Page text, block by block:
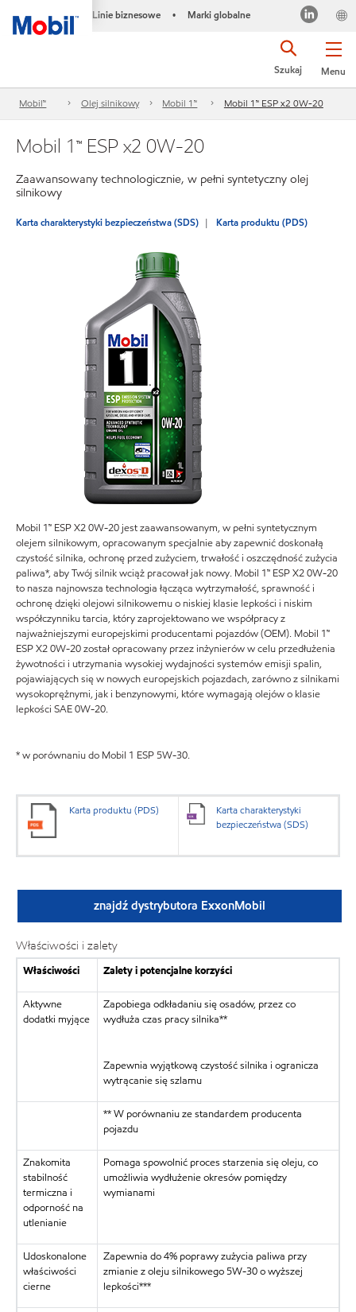
Linie biznesowe • Marki globalne
Menu
Szukaj
Mobil™ Olej silnikowy Mobil 1™ Mobil 1™ ESP x2 0W-20
Mobil 1™ ESP x2 0W-20
Zaawansowany technologicznie, w pełni syntetyczny olej
silnikowy
Karta charakterystyki bezpieczeństwa (SDS) Karta produktu (PDS)
Mobil 1™ ESP X2 0W-20 jest zaawansowanym, w pełni syntetycznym
olejem silnikowym, opracowanym specjalnie aby zapewnić doskonałą
czystość silnika, ochronę przed zużyciem, trwałość i oszczędność zużycia
paliwa*, aby Twój silnik wciąż pracował jak nowy. Mobil 1™ ESP X2 0W-20
to nasza najnowsza technologia łącząca wytrzymałość, sprawność i
ochronę dzięki olejowi silnikowemu o niskiej klasie lepkości i niskim
współczynniku tarcia, który zaprojektowano we współpracy z
najważniejszymi europejskimi producentami pojazdów (OEM). Mobil 1™
ESP X2 0W-20 został opracowany przez inżynierów w celu przedłużenia
żywotności i utrzymania wysokiej wydajności systemów emisji spalin,
pojawiających się w nowych europejskich pojazdach, zarówno z silnikami
wysokoprężnymi, jak i benzynowymi, które wymagają olejów o klasie
lepkości SAE 0W-20.
* w porównaniu do Mobil 1 ESP 5W-30.
Karta produktu (PDS)
Karta charakterystyki
bezpieczeństwa (SDS)
znajdź dystrybutora ExxonMobil
Właściwości i zalety
Właściwości Zalety i potencjalne korzyści
Aktywne
dodatki myjące
Zapobiega odkładaniu się osadów, przez co
wydłuża czas pracy silnika**
Zapewnia wyjątkową czystość silnika i ogranicza
wytrącanie się szlamu
** W porównaniu ze standardem producenta
pojazdu
Znakomita
stabilność
termiczna i
odporność na
utlenianie
Pomaga spowolnić proces starzenia się oleju, co
umożliwia wydłużenie okresów pomiędzy
wymianami
Udoskonalone
właściwości
cierne
Zapewnia do 4% poprawy zużycia paliwa przy
zmianie z oleju silnikowego 5W-30 o wyższej
lepkości***